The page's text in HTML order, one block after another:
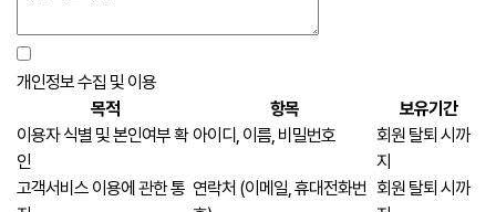
개인정보 수집 및 이용
목적
항목
보유기간
이용자 식별 및 본인여부 확
인
아이디, 이름, 비밀번호
회원 탈퇴 시까
지
고객서비스 이용에 관한 통 연락처 (이메일, 휴대전화번 회원 탈퇴 시까